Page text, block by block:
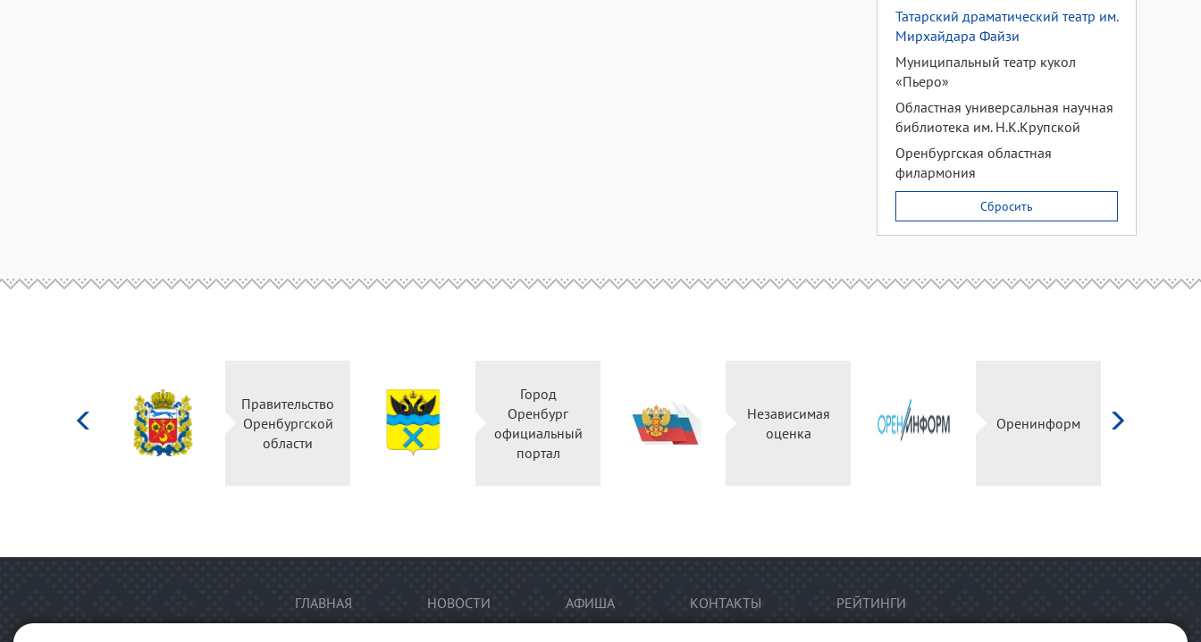
Татарский драматический театр им.
Мирхайдара Файзи
Муниципальный театр кукол
«Пьеро»
Областная универсальная научная
библиотека им. Н.К.Крупской
Оренбургская областная
филармония
Сбросить
Правительство
Оренбургской
области
Город
Оренбург
официальный
портал
Независимая
оценка
Оренинформ
ГЛАВНАЯ НОВОСТИ АФИША КОНТАКТЫ РЕЙТИНГИ